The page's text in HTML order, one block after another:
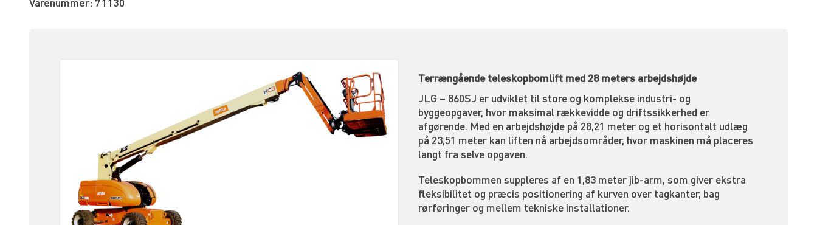
Terrængående teleskopbomlift med 28 meters arbejdshøjde
JLG – 860SJ er udviklet til store og komplekse industri- og
byggeopgaver, hvor maksimal rækkevidde og driftssikkerhed er
afgørende. Med en arbejdshøjde på 28,21 meter og et horisontalt udlæg
på 23,51 meter kan liften nå arbejdsområder, hvor maskinen må placeres
langt fra selve opgaven.
Teleskopbommen suppleres af en 1,83 meter jib-arm, som giver ekstra
fleksibilitet og præcis positionering af kurven over tagkanter, bag
rørføringer og mellem tekniske installationer.